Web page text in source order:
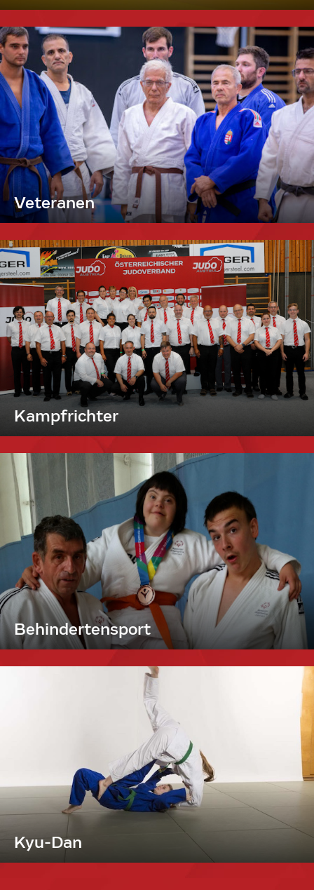
Veteranen
Kampfrichter
Behindertensport
Kyu-Dan